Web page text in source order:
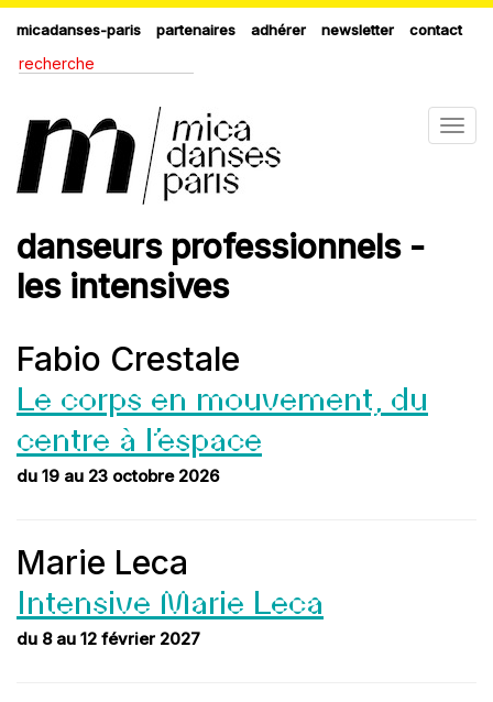
micadanses-paris partenaires adhérer newsletter contact
danseurs professionnels -
les intensives
Fabio Crestale
Le corps en mouvement, du
centre à l’espace
du 19 au 23 octobre 2026
Marie Leca
Intensive Marie Leca
du 8 au 12 février 2027